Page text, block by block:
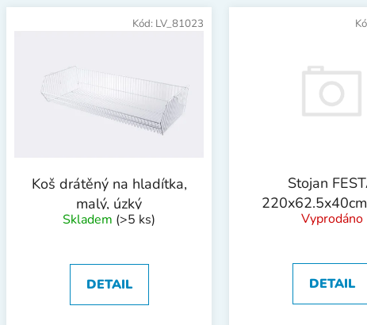
Koš drátěný na hladítka,
malý, úzký
Skladem (>5 ks)
DETAIL
Kód: LV_81023
Stojan
220x62.5x40cm
Vyprodáno
DETAIL